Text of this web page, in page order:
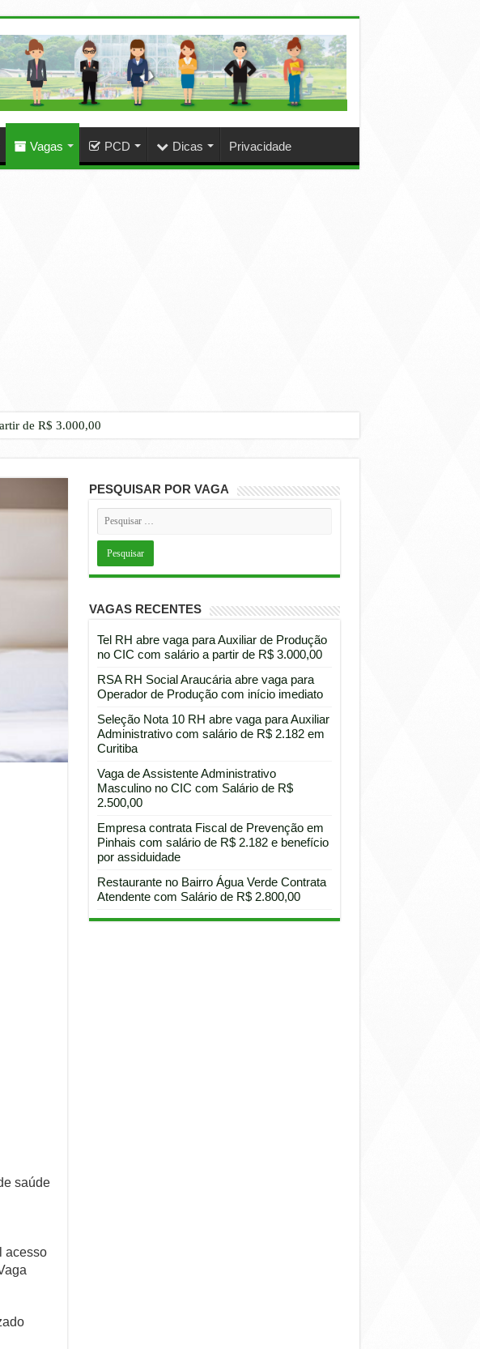
Vagas PCD Dicas Privacidade
de R$ 3.000,00
saúde
acesso
PESQUISAR POR VAGA
VAGAS RECENTES
Tel RH abre vaga para Auxiliar de Produção
no CIC com salário a partir de R$ 3.000,00
RSA RH Social Araucária abre vaga para
Operador de Produção com início imediato
Seleção Nota 10 RH abre vaga para Auxiliar
Administrativo com salário de R$ 2.182 em
Curitiba
Vaga de Assistente Administrativo
Masculino no CIC com Salário de R$
2.500,00
Empresa contrata Fiscal de Prevenção em
Pinhais com salário de R$ 2.182 e benefício
por assiduidade
Restaurante no Bairro Água Verde Contrata
Atendente com Salário de R$ 2.800,00